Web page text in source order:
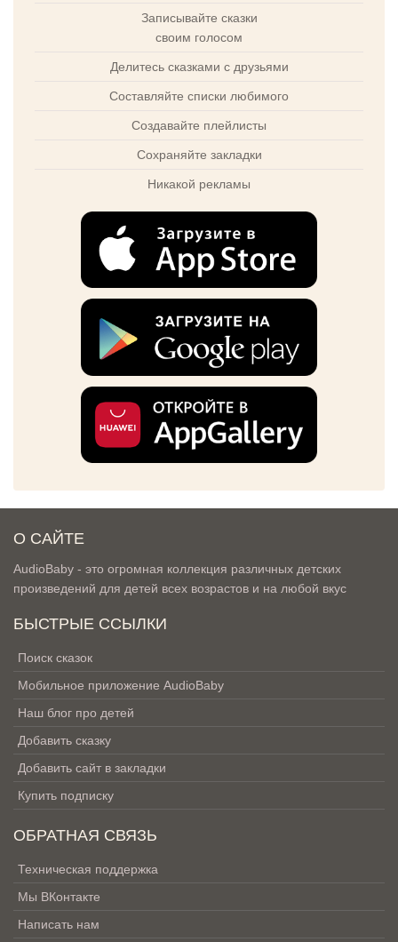
Записывайте сказки
своим голосом
Делитесь сказками с друзьями
Составляйте списки любимого
Создавайте плейлисты
Сохраняйте закладки
Никакой рекламы
О САЙТЕ
AudioBaby - это огромная коллекция различных детских
произведений для детей всех возрастов и на любой вкус
БЫСТРЫЕ ССЫЛКИ
Поиск сказок
Мобильное приложение AudioBaby
Наш блог про детей
Добавить сказку
Добавить сайт в закладки
Купить подписку
ОБРАТНАЯ СВЯЗЬ
Техническая поддержка
Мы ВКонтакте
Написать нам